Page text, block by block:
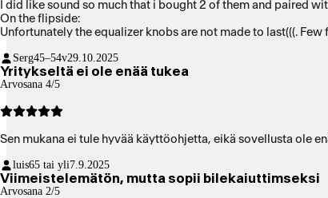
On the flipside:
Unfortunately the equalizer knobs are not made to last(((. Few
Serg45–54v29.10.2025
Yritykseltä ei ole enää tukea
Arvosana 4/5
Sen mukana ei tule hyvää käyttöohjetta, eikä sovellusta ole
luis65 tai yli7.9.2025
Viimeistelemätön, mutta sopii bilekaiuttimseksi
Arvosana 2/5